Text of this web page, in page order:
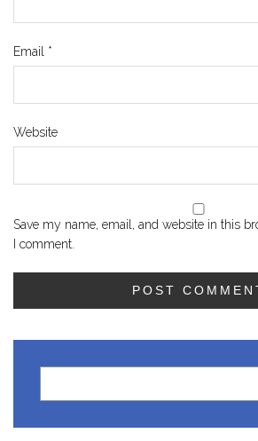
Email *
Website
Save my name, email, and website in this
I comment.